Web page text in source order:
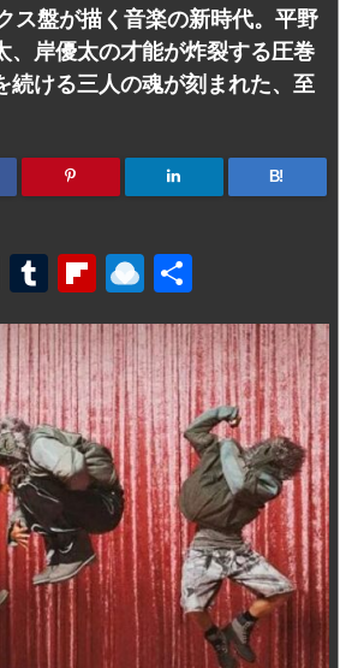
ス盤が描く音楽の新時代。平野
、岸優太の才能が炸裂する圧巻
続ける三人の魂が刻まれた、至
B!
T
hr
e
a
d
s
T
u
m
bl
r
Fl
ip
b
o
ar
d
R
ai
n
dr
o
p.
io
有